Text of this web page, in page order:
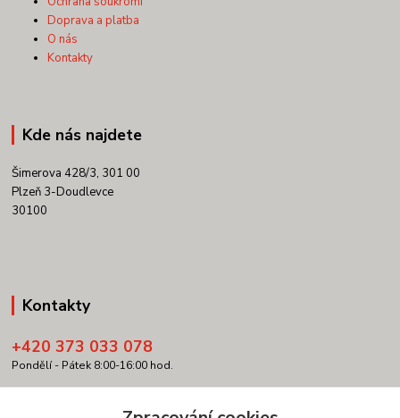
Doprava a platba
O nás
Kontakty
Kde nás najdete
Šimerova 428/3, 301 00
Plzeň 3-Doudlevce
30100
Kontakty
+420 373 033 078
Pondělí - Pátek 8:00-16:00 hod.